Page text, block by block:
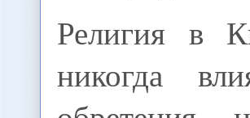
Религия в
никогда